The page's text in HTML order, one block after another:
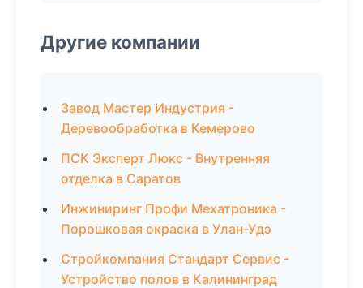
Другие компании
Завод Мастер Индустрия -
Деревообработка в Кемерово
ПСК Эксперт Люкс - Внутренняя
отделка в Саратов
Инжиниринг Профи Мехатроника -
Порошковая окраска в Улан-Удэ
Стройкомпания Стандарт Сервис -
Устройство полов в Калининград